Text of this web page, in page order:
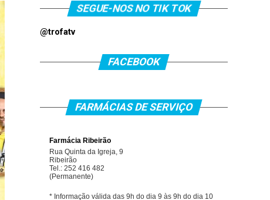
SEGUE-NOS NO TIK TOK
@trofatv
FACEBOOK
FARMÁCIAS DE SERVIÇO